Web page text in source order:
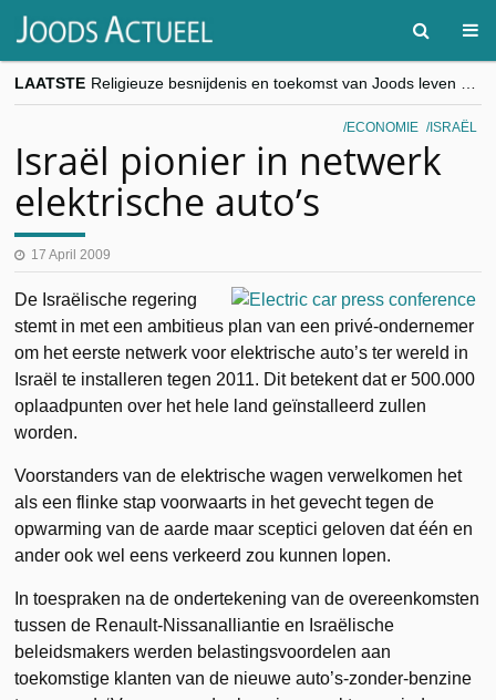
LAATSTE
“Besnijdenisdebat toont hoe moeilijk seculiere Westen minderheden begrijpt”, Jinnih Beels (Vooruit)
CITYTRIP | ROEMENIË – Boekarest: de verrassing van Oost-Europa
ECONOMIE ISRAËL
Israël pionier in netwerk
elektrische auto’s
17 April 2009
De Israëlische regering
stemt in met een ambitieus plan van een privé-ondernemer
om het eerste netwerk voor elektrische auto’s ter wereld in
Israël te installeren tegen 2011. Dit betekent dat er 500.000
oplaadpunten over het hele land geïnstalleerd zullen
worden.
Voorstanders van de elektrische wagen verwelkomen het
als een flinke stap voorwaarts in het gevecht tegen de
opwarming van de aarde maar sceptici geloven dat één en
ander ook wel eens verkeerd zou kunnen lopen.
In toespraken na de ondertekening van de overeenkomsten
tussen de Renault-Nissanalliantie en Israëlische
beleidsmakers werden belastingsvoordelen aan
toekomstige klanten van de nieuwe auto’s-zonder-benzine